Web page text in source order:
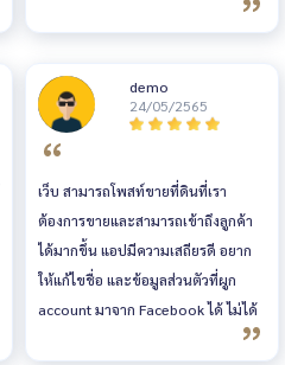
ติดตามมากที่สุดเลยค่ะ ส่วนแอป ช่วย
demo
24/05/2565
เว็บ สามารถโพสท์ขายที่ดินที่เรา
ต้องการขายและสามารถเข้าถึงลูกค้า
ได้มากขึ้น แอปมีความเสถียรดี อยาก
ให้แก้ไขชื่อ และข้อมูลส่วนตัวที่ผูก
account มาจาก Facebook ได้ ไม่ได้